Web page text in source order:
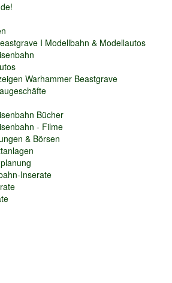
I Modellbahn & Modellautos
Warhammer Beastgrave
Bücher
- Filme
& Börsen
Inserate